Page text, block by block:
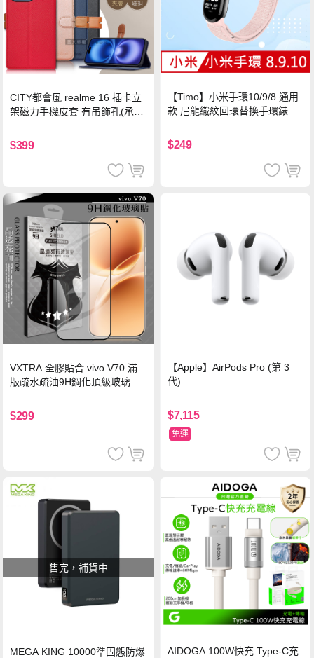
CITY都會風 realme 16 插卡立
架磁力手機皮套 有吊飾孔(承諾
$399
【Timo】小米手環10/9/8 通用
款 尼龍織紋回環替換手環錶帶-
$249
VXTRA 全膠貼合 vivo V70 滿
版疏水疏油9H鋼化頂級玻璃貼
$299
【Apple】AirPods Pro (第 3
代)
$7,115
免運
售完，補貨中
MEGA KING 10000準固態防爆
AIDOGA 100W快充 Type-C充